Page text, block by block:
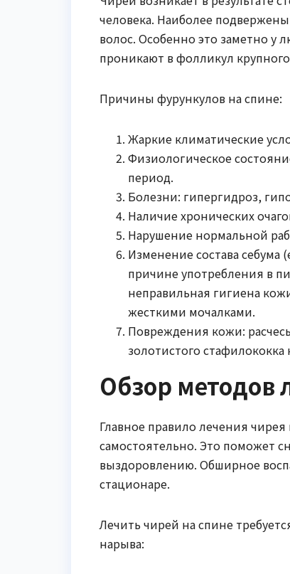
человека. Наиболее
волос. Особенно это заметно у
проникают в фолликул
Причины фурункулов на спине:
Жаркие климатические
Физиологическое
период.
Болезни: гипергидроз,
Наличие хронических
Нарушение нормальной
Изменение состава себума
причине употребления в
неправильная гигиена
жесткими мочалками.
Повреждения кожи:
золотистого
Обзор методов
Главное правило лечения
самостоятельно. Это поможет
выздоровлению. Обширное
стационаре.
Лечить чирей на спине
нарыва: